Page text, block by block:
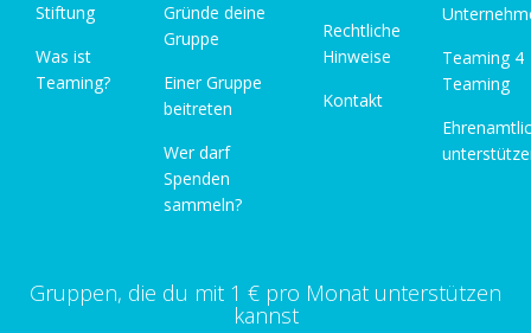
Stiftung
Was ist
Teaming?
Gründe deine
Gruppe
Einer Gruppe
beitreten
Wer darf
Spenden
sammeln?
Rechtliche
Hinweise
Kontakt
Teaming 4
Teaming
Gruppen, die du mit 1 € pro Monat unterstützen
kannst